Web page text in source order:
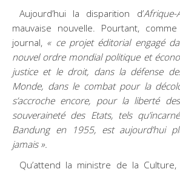
Aujourd’hui la disparition d’Afrique-
mauvaise nouvelle. Pourtant, comme
journal, « ce projet éditorial engagé
nouvel ordre mondial politique et
justice et le droit, dans la défense
Monde, dans le combat pour la
s’accroche encore, pour la liberté
souveraineté des Etats, tels
Bandung en 1955, est aujourd’hui
jamais ».
Qu’attend la ministre de la Culture,